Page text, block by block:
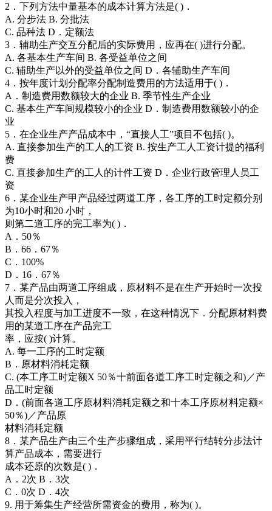
2．下列方法中量基本的成本计算方法是( )．
A. 分步法 B. 分批法
C. 品种法 D．定额法
3．辅助生产交互分配后的实际费用，应再在( )进行分配。
A. 各基本生产车间 B. 各受益单位之间
C. 辅助生产以外的受益单位之间 D．各辅助生产车间
4．按年度计划分配率分配制造费用的方法适用于( )．
A．制造费用数额较大的企业 B. 季节性生产企业
C. 基本生产车间规模较小的企业 D．制造费用数额较小的企
业
5．在企业生产产品成本中，“直接人工”项目不包括( )。
A. 直接参加生产的工人的工资 B. 按生产工人工资计提的福利
费
C. 直接参加生产的工人的计件工资 D．企业行政管理人员工
资
6．某企业生产甲产品经过两道工序，各工序的工时定额分别
为10小时和20 小时，
则第二道工序的完工率为( )．
A．50％
B．66．67％
C．100%
D．16．67％
7．某产品由两道工序组成，原材料不是在生产开始时一次投
人而是分次投入，
其投入程度与加工进度不一致，在这种情况下．分配原材料费
用的某道工序在产品完工
率，应按( )计算。
A. 每一工序的工时定额
B．原材料消耗定额
C. (本工序工时定额X 50％十前面各道工序工时定额之和)／产
品工时定额
D．(前面各道工序原材料消耗定额之和十本工序原材料定额×
50％)／产品原
材料消耗定额
8．某产品生产由三个生产步骤组成，采用平行结转分步法计
算产品成本，需要进行
成本还原的次数是( )．
A．2次 B．3次
C．0次 D．4次
9. 用于筹集生产经营所需资金的费用，称为( )。